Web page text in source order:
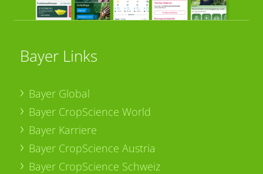
Bayer Links
Bayer Global
Bayer CropScience World
Bayer Karriere
Bayer CropScience Austria
Bayer CropScience Schweiz